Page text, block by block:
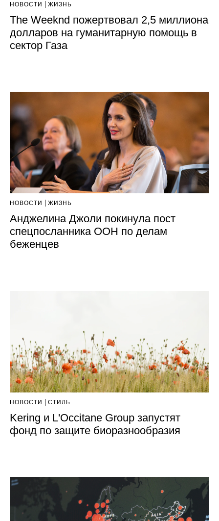
НОВОСТИ ЖИЗНЬ
The Weeknd пожертвовал 2,5 миллиона
долларов на гуманитарную помощь в
сектор Газа
НОВОСТИ ЖИЗНЬ
Анджелина Джоли покинула пост
спецпосланника ООН по делам
беженцев
НОВОСТИ СТИЛЬ
Kering и L'Occitane Group запустят
фонд по защите биоразнообразия